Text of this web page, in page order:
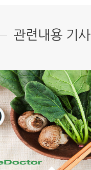
관련내용 기사